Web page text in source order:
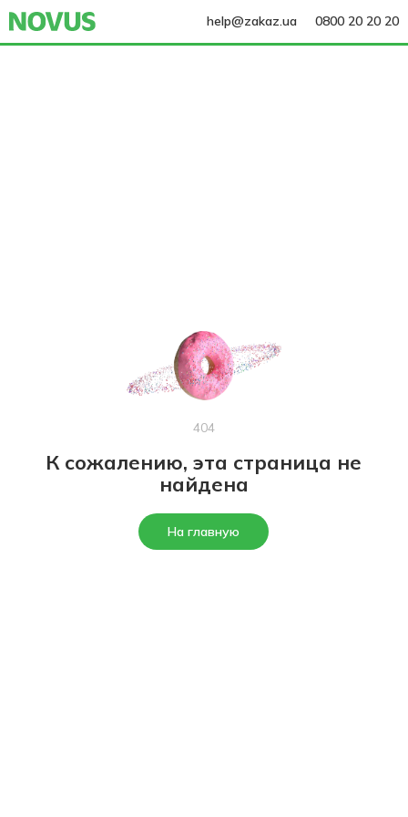
help@zakaz.ua 0800 20 20 20
404
К сожалению, эта страница не
найдена
На главную